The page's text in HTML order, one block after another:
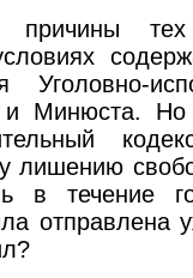
причины
Минюста. Но
лишению
в течение
отправлена